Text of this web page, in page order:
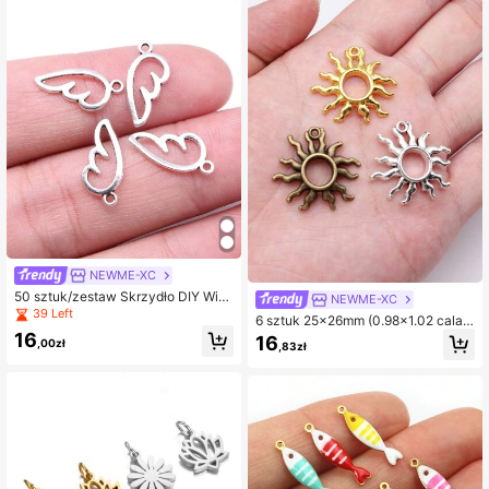
NEWME-XC
50 sztuk/zestaw Skrzydło DIY Wisi
orek39 Left
16 ,00zł
NEWME-XC
6 sztuk 25x26mm (0.98x1.02 cala)
Sun Charms DIY biżuteria akcesori
a do naszyjnika bransoletka kolczy
16,83zł